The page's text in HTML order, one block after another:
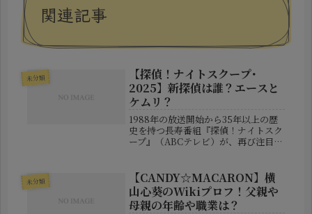
関連記事
未分類
【探偵！ナイトスクープ･
2025】新探偵は誰？エースと
ケムリ？
1988年の放送開始から35年以上の歴
史を持つ長寿番組『探偵！ナイトスク
ープ』（ABCテレビ）が、再び注目を
場！」という意味深な投稿がされ、大
きな反響を呼びました...
未分類
【CANDY☆MACARON】横
山心葵のWikiプロフ！父親や
母親の年齢や職業は？